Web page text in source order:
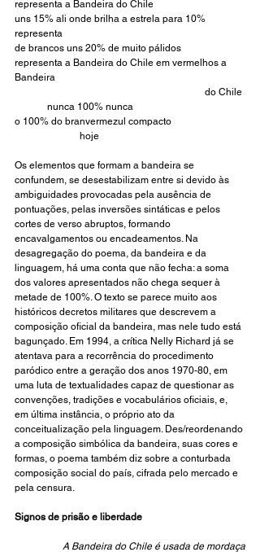
representa a Bandeira do Chile
uns 15% ali onde brilha a estrela para 10%
representa
de brancos uns 20% de muito pálidos
representa a Bandeira do Chile em vermelhos a
Bandeira
do Chile
nunca 100% nunca
o 100% do branvermezul compacto
hoje
Os elementos que formam a bandeira se
confundem, se desestabilizam entre si devido às
ambiguidades provocadas pela ausência de
pontuações, pelas inversões sintáticas e pelos
cortes de verso abruptos, formando
encavalgamentos ou encadeamentos. Na
desagregação do poema, da bandeira e da
linguagem, há uma conta que não fecha: a soma
dos valores apresentados não chega sequer à
metade de 100%. O texto se parece muito aos
históricos decretos militares que descrevem a
composição oficial da bandeira, mas nele tudo está
bagunçado. Em 1994, a crítica Nelly Richard já se
atentava para a recorrência do procedimento
paródico entre a geração dos anos 1970-80, em
uma luta de textualidades capaz de questionar as
convenções, tradições e vocabulários oficiais, e,
em última instância, o próprio ato da
conceitualização pela linguagem. Des/reordenando
a composição simbólica da bandeira, suas cores e
formas, o poema também diz sobre a conturbada
composição social do país, cifrada pelo mercado e
pela censura.
Signos de prisão e liberdade
A Bandeira do Chile é usada de mordaça